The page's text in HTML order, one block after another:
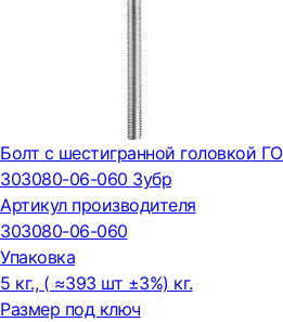
Болт с шестигранной головкой
303080-06-060 Зубр
Артикул производителя
303080-06-060
Упаковка
5 кг., ( ≈393 шт ±3%) кг.
Размер под ключ